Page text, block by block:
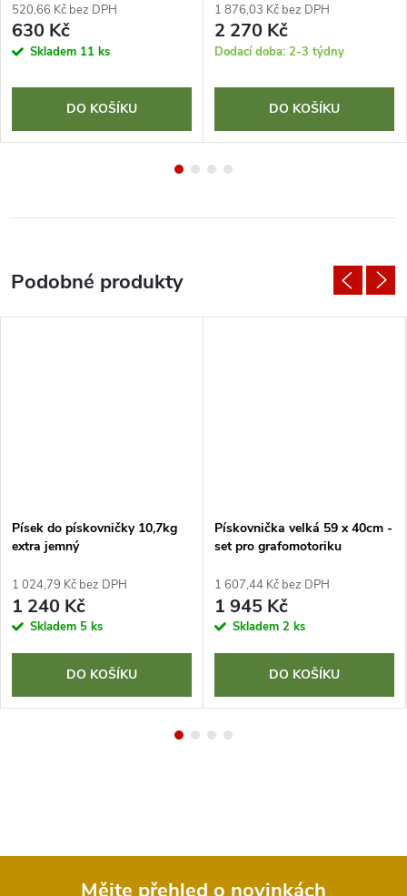
520,66 Kč bez DPH
630 Kč
Skladem 11 ks
DO KOŠÍKU
1 876,03 Kč bez DPH
2 270 Kč
Dodací doba: 2-3 týdny
DO KOŠÍKU
Písek do pískovničky 10,7kg
extra jemný
1 024,79 Kč bez DPH
1 240 Kč
Skladem 5 ks
DO KOŠÍKU
Pískovnička velká 59 x 40cm -
set pro grafomotoriku
1 607,44 Kč bez DPH
1 945 Kč
Skladem 2 ks
DO KOŠÍKU